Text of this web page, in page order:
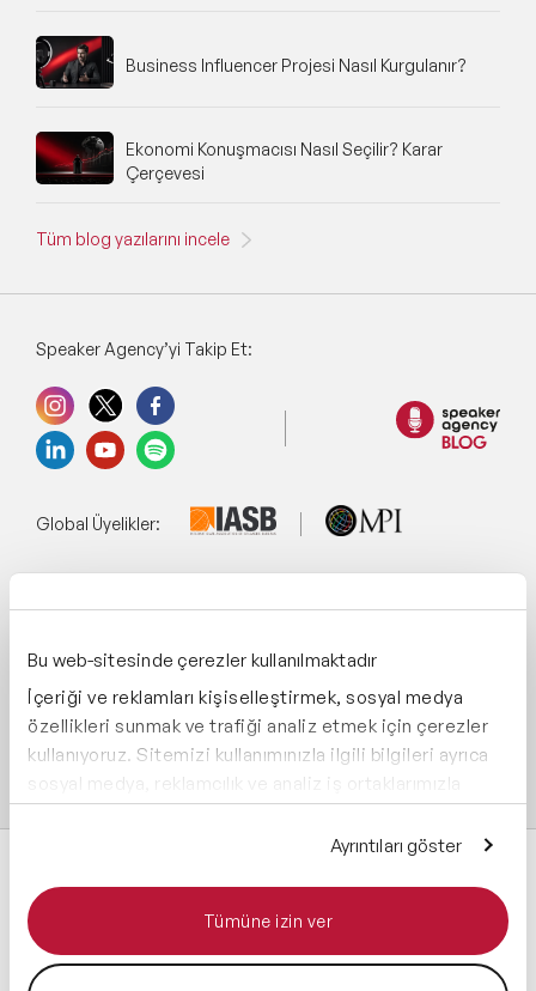
Bu web-sitesinde çerezler kullanılmaktadır
İçeriği ve reklamları kişiselleştirmek, sosyal medya
özellikleri sunmak ve trafiği analiz etmek için çerezler
kullanıyoruz. Sitemizi kullanımınızla ilgili bilgileri ayrıca
sosyal medya, reklamcılık ve analiz iş ortaklarımızla
paylaşabiliriz. İş ortaklarımız, bu bilgileri kendilerine
sağladığınız veya hizmetlerini kullanırken topladıkları
Ayrıntıları göster
Tümüne izin ver
Business Influencer Projesi Nasıl Kurgulanır?
Ekonomi Konuşmacısı Nasıl Seçilir? Karar
Çerçevesi
Tüm blog yazılarını incele
Speaker Agency’yi Takip Et:
Global Üyelikler:
Destekliyoruz: